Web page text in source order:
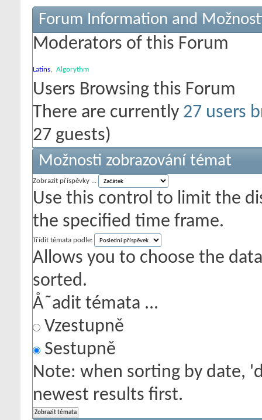
Forum Information and
Moderators of this Forum
Latins, Algorythm
Users Browsing this Forum
There are currently 27 users
27 guests)
Možnosti zobrazování témat
Zobrazit příspěvky ...
Use this control to limit the
the specified time frame.
Třídit témata podle:
Allows you to choose the
sorted.
Å˜adit témata ...
Vzestupně
Sestupně
Note: when sorting by date,
newest results first.